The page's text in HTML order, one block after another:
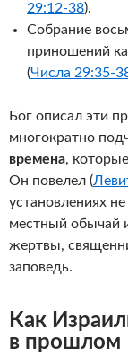
29:12-38).
Собрание
приношений
(Числа 29:35-
Бог описал эти
многократно
времена,
Он повелел (
установлениях
местный обычай
жертвы,
заповедь.
Как
в прошлом